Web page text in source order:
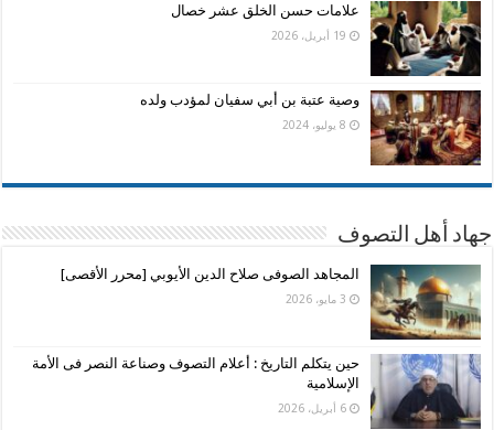
علامات حسن الخلق عشر خصال
19 أبريل، 2026
وصية عتبة بن أبي سفيان لمؤدب ولده
8 يوليو، 2024
جهاد أهل التصوف
المجاهد الصوفى صلاح الدين الأيوبي [محرر الأقصى]
3 مايو، 2026
حين يتكلم التاريخ : أعلام التصوف وصناعة النصر فى الأمة
الإسلامية
6 أبريل، 2026